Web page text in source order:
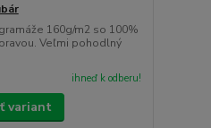
160g/m2 so 100%
Veľmi pohodlný
ihneď k odberu!
variant